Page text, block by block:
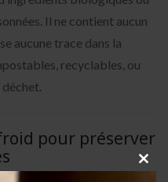
Il ne contient aucun
aucune trace dans la
recyclables, ou
pour préserver